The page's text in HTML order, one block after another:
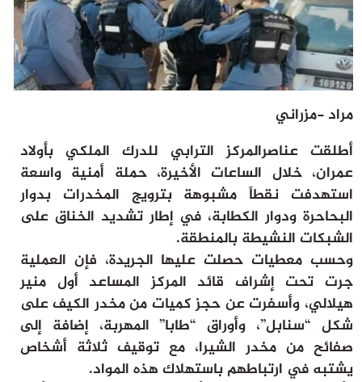
ثقافة وفن
منوعات
أرشيف
مراد -مزراني
أطلقت عناصرالمركز الترابي للدرك الملكي بأولاد
عمران، خلال الساعات الأخيرة، حملة أمنية واسعة
استهدفت نقطاً مشبوهة بترويج المخدرات بدوار
البحاحرة ودوار الكطابة، في إطار تشديد الخناق على
الشبكات النشيطة بالمنطقة.
وحسب معطيات حصلت عليها الجريدة، فإن العملية
جرت تحت إشراف قائد المركز المساعد أول منير
هيلالي، وأسفرت عن حجز كميات من مخدر الكيف على
شكل “سنابل”، وأوراق “طابا” المهربة، إضافة إلى
صفائح من مخدر الشيرا، مع توقيف ثلاثة أشخاص
يشتبه في ارتباطهم باستهلاك هذه المواد.